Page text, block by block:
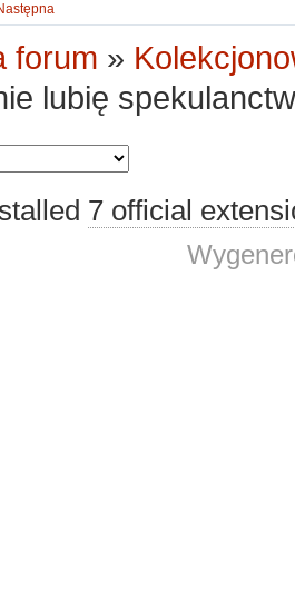
forum »
lubię
7 official